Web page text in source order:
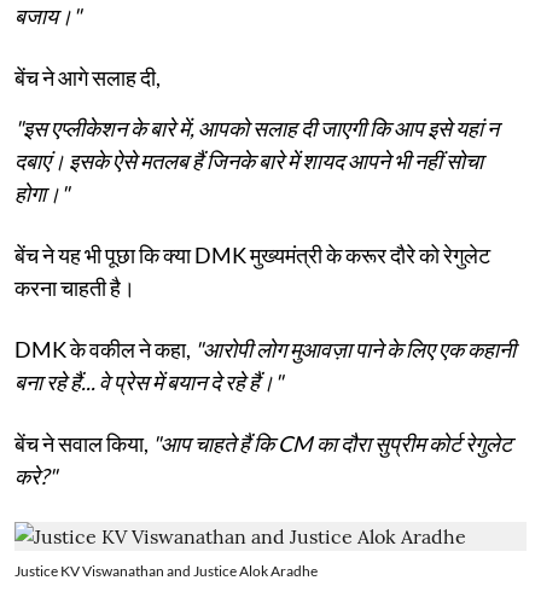
बजाय।"
बेंच ने आगे सलाह दी,
"इस एप्लीकेशन के बारे में, आपको सलाह दी जाएगी कि आप इसे यहां न
दबाएं। इसके ऐसे मतलब हैं जिनके बारे में शायद आपने भी नहीं सोचा
होगा।"
बेंच ने यह भी पूछा कि क्या DMK मुख्यमंत्री के करूर दौरे को रेगुलेट
करना चाहती है।
DMK के वकील ने कहा, "आरोपी लोग मुआवज़ा पाने के लिए एक कहानी
बना रहे हैं... वे प्रेस में बयान दे रहे हैं।"
बेंच ने सवाल किया, "आप चाहते हैं कि CM का दौरा सुप्रीम कोर्ट रेगुलेट
करे?"
Justice KV Viswanathan and Justice Alok Aradhe